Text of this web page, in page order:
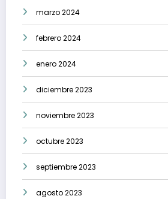
marzo 2024
febrero 2024
enero 2024
diciembre 2023
noviembre 2023
octubre 2023
septiembre 2023
agosto 2023